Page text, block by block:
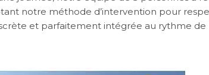
notre méthode d’intervention pour
et parfaitement intégrée au rythme de